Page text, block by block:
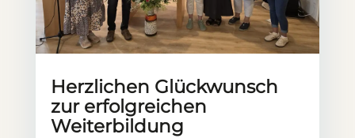
Herzlichen Glückwunsch
zur erfolgreichen
Weiterbildung